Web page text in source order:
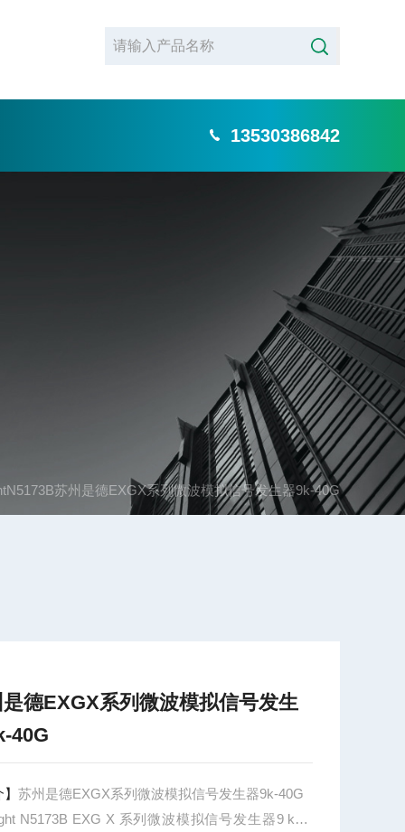
13530386842
苏州是德EXGX系列微波模拟信号发生器9k-40G
德EXGX系列微波模拟信号发生
40G
】苏州是德EXGX系列微波模拟信号发生器9k-40G
N5173B EXG X 系列微波模拟信号发生器9 kHz